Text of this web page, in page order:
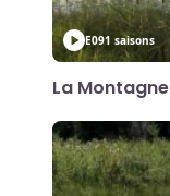
E091 saisons
La Montagne